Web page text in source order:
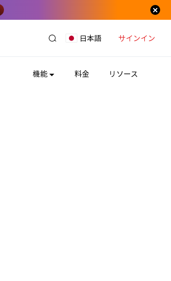
日本語 サインイン
機能 料金 リソース